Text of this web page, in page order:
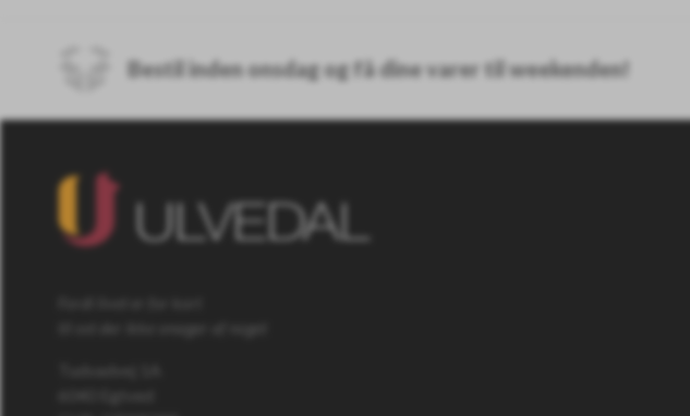
Bestil inden onsdag og få dine varer til weekenden!